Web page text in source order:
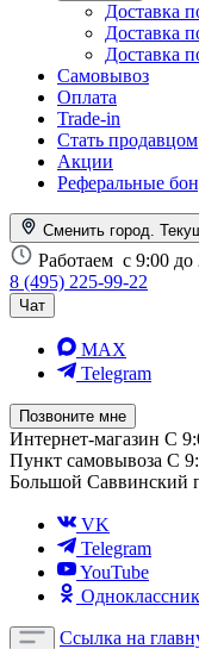
Доставка
Доставка
Доставка
Самовывоз
Оплата
Trade-in
Стать продавцом
Акции
Реферальные
Сменить город.
Работаем с 9:00 до
8 (495) 225-99-22
Чат
MAX
Telegram
Позвоните мне
Интернет-магазин С
Пункт самовывоза С
Большой Саввинский
VK
Telegram
YouTube
Ссылка на